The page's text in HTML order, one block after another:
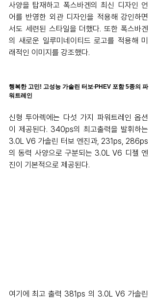
사양을 탑재하고 폭스바겐의 최신 디자인 언
어를 반영한 외관 디자인을 적용해 강인하면
서도 세련된 스타일을 더했다. 또한 폭스바겐
의 새로운 일루미네이티드 로고를 적용해 미
래적인 이미지를 강조했다.
행복한 고민! 고성능 가솔린 터보∙PHEV 포함 5종의 파
워트레인
신형 투아렉에는 다섯 가지 파워트레인 옵션
이 제공된다. 340ps의 최고출력을 발휘하는
3.0L V6 가솔린 터보 엔진과, 231ps, 286ps
의 동력 사양으로 구분되는 3.0L V6 디젤 엔
진이 기본적으로 제공된다.
여기에 최고 출력 381ps 의 3.0L V6 가솔린